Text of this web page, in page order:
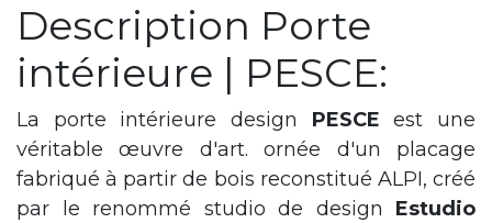
Description Porte
intérieure | PESCE:
La porte intérieure design PESCE est une
véritable œuvre d'art. ornée d'un placage
fabriqué à partir de bois reconstitué ALPI, créé
par le renommé studio de design Estudio